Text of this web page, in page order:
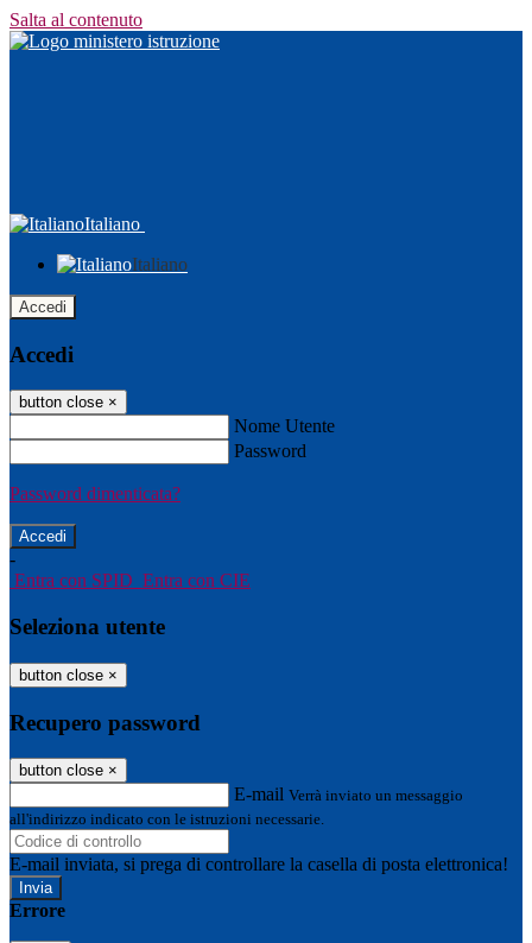
Salta al contenuto
Italiano
Italiano
Accedi
Accedi
button close ×
Nome Utente
Password
Password dimenticata?
-
Entra con SPID Entra con CIE
Seleziona utente
button close ×
Recupero password
button close ×
E-mail Verrà inviato un messaggio
all'indirizzo indicato con le istruzioni necessarie.
E-mail inviata, si prega di controllare la casella di posta elettronica!
Errore